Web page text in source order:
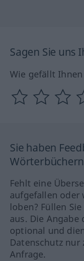
Sagen Sie uns
Wie gefällt
Sie haben
Fehlt eine
aufgefallen oder
loben? Füllen
aus. Die Angabe
optional und
Datenschutz
Anfrage.